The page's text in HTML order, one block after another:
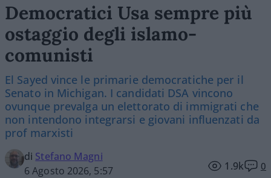
Democratici Usa sempre più
ostaggio degli islamo-
comunisti
El Sayed vince le primarie democratiche per il
Senato in Michigan. I candidati DSA vincono
ovunque prevalga un elettorato di immigrati che
non intendono integrarsi e giovani influenzati da
prof marxisti
di Stefano Magni
6 Agosto 2026, 5:57
1.9k 0